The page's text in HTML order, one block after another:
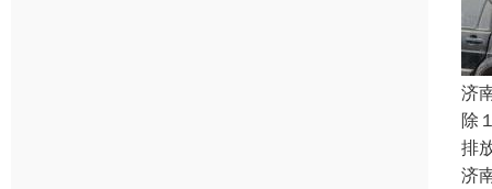
济
除
排
济